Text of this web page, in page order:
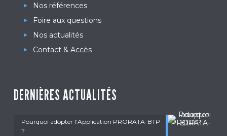
Nos références
Foire aux questions
Nos actualités
Contact & Accès
DERNIÈRES ACTUALITÉS
Pourquoi adopter l’Application PRORATA-BTP
?